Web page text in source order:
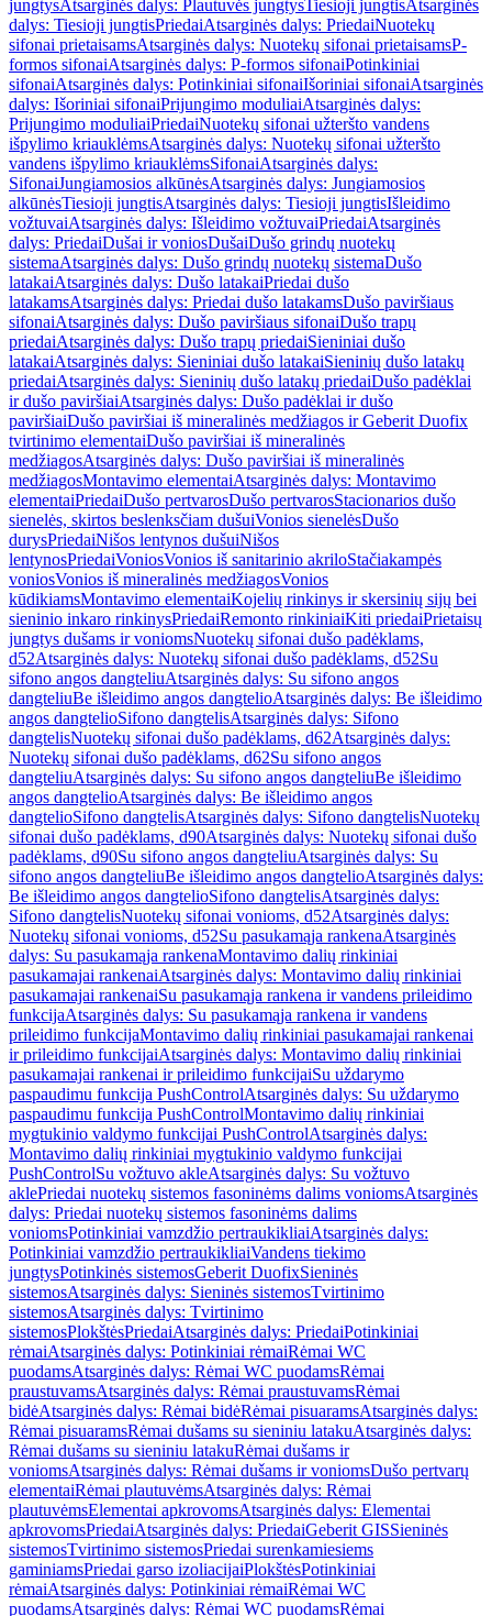
jungtysAtsarginės dalys: Plautuvės jungtysTiesioji jungtisAtsarginės
dalys: Tiesioji jungtisPriedaiAtsarginės dalys: PriedaiNuotekų
sifonai prietaisamsAtsarginės dalys: Nuotekų sifonai prietaisamsP-
formos sifonaiAtsarginės dalys: P-formos sifonaiPotinkiniai
sifonaiAtsarginės dalys: Potinkiniai sifonaiIšoriniai sifonaiAtsarginės
dalys: Išoriniai sifonaiPrijungimo moduliaiAtsarginės dalys:
Prijungimo moduliaiPriedaiNuotekų sifonai užteršto vandens
išpylimo kriauklėmsAtsarginės dalys: Nuotekų sifonai užteršto
vandens išpylimo kriauklėmsSifonaiAtsarginės dalys:
SifonaiJungiamosios alkūnėsAtsarginės dalys: Jungiamosios
alkūnėsTiesioji jungtisAtsarginės dalys: Tiesioji jungtisIšleidimo
vožtuvaiAtsarginės dalys: Išleidimo vožtuvaiPriedaiAtsarginės
dalys: PriedaiDušai ir voniosDušaiDušo grindų nuotekų
sistemaAtsarginės dalys: Dušo grindų nuotekų sistemaDušo
latakaiAtsarginės dalys: Dušo latakaiPriedai dušo
latakamsAtsarginės dalys: Priedai dušo latakamsDušo paviršiaus
sifonaiAtsarginės dalys: Dušo paviršiaus sifonaiDušo trapų
priedaiAtsarginės dalys: Dušo trapų priedaiSieniniai dušo
latakaiAtsarginės dalys: Sieniniai dušo latakaiSieninių dušo latakų
priedaiAtsarginės dalys: Sieninių dušo latakų priedaiDušo padėklai
ir dušo paviršiaiAtsarginės dalys: Dušo padėklai ir dušo
paviršiaiDušo paviršiai iš mineralinės medžiagos ir Geberit Duofix
tvirtinimo elementaiDušo paviršiai iš mineralinės
medžiagosAtsarginės dalys: Dušo paviršiai iš mineralinės
medžiagosMontavimo elementaiAtsarginės dalys: Montavimo
elementaiPriedaiDušo pertvarosDušo pertvarosStacionarios dušo
sienelės, skirtos beslenksčiam dušuiVonios sienelėsDušo
durysPriedaiNišos lentynos dušuiNišos
lentynosPriedaiVoniosVonios iš sanitarinio akriloStačiakampės
voniosVonios iš mineralinės medžiagosVonios
kūdikiamsMontavimo elementaiKojelių rinkinys ir skersinių sijų bei
sieninio inkaro rinkinysPriedaiRemonto rinkiniaiKiti priedaiPrietaisų
jungtys dušams ir voniomsNuotekų sifonai dušo padėklams,
d52Atsarginės dalys: Nuotekų sifonai dušo padėklams, d52Su
sifono angos dangteliuAtsarginės dalys: Su sifono angos
dangteliuBe išleidimo angos dangtelioAtsarginės dalys: Be išleidimo
angos dangtelioSifono dangtelisAtsarginės dalys: Sifono
dangtelisNuotekų sifonai dušo padėklams, d62Atsarginės dalys:
Nuotekų sifonai dušo padėklams, d62Su sifono angos
dangteliuAtsarginės dalys: Su sifono angos dangteliuBe išleidimo
angos dangtelioAtsarginės dalys: Be išleidimo angos
dangtelioSifono dangtelisAtsarginės dalys: Sifono dangtelisNuotekų
sifonai dušo padėklams, d90Atsarginės dalys: Nuotekų sifonai dušo
padėklams, d90Su sifono angos dangteliuAtsarginės dalys: Su
sifono angos dangteliuBe išleidimo angos dangtelioAtsarginės dalys:
Be išleidimo angos dangtelioSifono dangtelisAtsarginės dalys:
Sifono dangtelisNuotekų sifonai vonioms, d52Atsarginės dalys:
Nuotekų sifonai vonioms, d52Su pasukamąja rankenaAtsarginės
dalys: Su pasukamąja rankenaMontavimo dalių rinkiniai
pasukamajai rankenaiAtsarginės dalys: Montavimo dalių rinkiniai
pasukamajai rankenaiSu pasukamąja rankena ir vandens prileidimo
funkcijaAtsarginės dalys: Su pasukamąja rankena ir vandens
prileidimo funkcijaMontavimo dalių rinkiniai pasukamajai rankenai
ir prileidimo funkcijaiAtsarginės dalys: Montavimo dalių rinkiniai
pasukamajai rankenai ir prileidimo funkcijaiSu uždarymo
paspaudimu funkcija PushControlAtsarginės dalys: Su uždarymo
paspaudimu funkcija PushControlMontavimo dalių rinkiniai
mygtukinio valdymo funkcijai PushControlAtsarginės dalys:
Montavimo dalių rinkiniai mygtukinio valdymo funkcijai
PushControlSu vožtuvo akleAtsarginės dalys: Su vožtuvo
aklePriedai nuotekų sistemos fasoninėms dalims voniomsAtsarginės
dalys: Priedai nuotekų sistemos fasoninėms dalims
voniomsPotinkiniai vamzdžio pertraukikliaiAtsarginės dalys:
Potinkiniai vamzdžio pertraukikliaiVandens tiekimo
jungtysPotinkinės sistemosGeberit DuofixSieninės
sistemosAtsarginės dalys: Sieninės sistemosTvirtinimo
sistemosAtsarginės dalys: Tvirtinimo
sistemosPlokštėsPriedaiAtsarginės dalys: PriedaiPotinkiniai
rėmaiAtsarginės dalys: Potinkiniai rėmaiRėmai WC
puodamsAtsarginės dalys: Rėmai WC puodamsRėmai
praustuvamsAtsarginės dalys: Rėmai praustuvamsRėmai
bidėAtsarginės dalys: Rėmai bidėRėmai pisuaramsAtsarginės dalys:
Rėmai pisuaramsRėmai dušams su sieniniu latakuAtsarginės dalys:
Rėmai dušams su sieniniu latakuRėmai dušams ir
voniomsAtsarginės dalys: Rėmai dušams ir voniomsDušo pertvarų
elementaiRėmai plautuvėmsAtsarginės dalys: Rėmai
plautuvėmsElementai apkrovomsAtsarginės dalys: Elementai
apkrovomsPriedaiAtsarginės dalys: PriedaiGeberit GISSieninės
sistemosTvirtinimo sistemosPriedai surenkamiesiems
gaminiamsPriedai garso izoliacijaiPlokštėsPotinkiniai
rėmaiAtsarginės dalys: Potinkiniai rėmaiRėmai WC
puodamsAtsarginės dalys: Rėmai WC puodamsRėmai